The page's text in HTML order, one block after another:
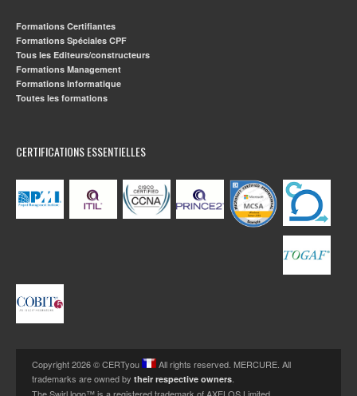
Formations Certifiantes
Formations Spéciales CPF
Tous les Editeurs/constructeurs
Formations Management
Formations Informatique
Toutes les formations
CERTIFICATIONS ESSENTIELLES
Copyright 2026 © CERTyou
All rights reserved. MERCURE. All
trademarks are owned by their respective owners.